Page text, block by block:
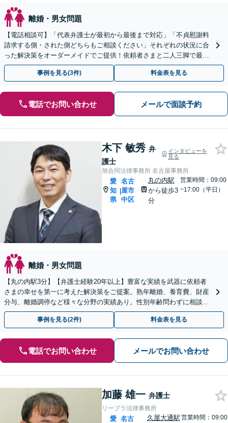
離婚・男女問題
【電話相談可】「代表弁護士が最初から最後まで対応」「不貞慰謝料
請求する側・された側どちらもご相談ください」それぞれの状況に合
った解決策をオーダーメイドでご提供！依頼者さまと二人三脚で最適
なゴールを目指す【休日・夜間相談可】
事例を見る(3件) 料金表を見る
電話でお問い合わせ メールで面談予約
木下 敏秀 弁
護士
インタビューを
見る
旭合同法律事務所 名古屋事務所
愛
知
県
|
名古
屋市
中区
丸の内駅
から徒歩3
分
営業時間：09:00
~17:00（平日）
離婚・男女問題
【丸の内駅3分】【弁護士経験20年以上】豊富な実績を武器に依頼者
さまの幸せを第一に考えた解決策をご提案。熟年離婚、養育費、財産
分与、離婚調停など様々な分野の実績あり。性別年齢問わずに相談を
受け付けています。【初回面談無料】【夜間休日対応可】
事例を見る(2件) 料金表を見る
電話でお問い合わせ メールでお問い合わせ
加藤 雄一 弁護士
リーブラ法律事務所
愛 名古
久屋大通駅 営業時間：09:00